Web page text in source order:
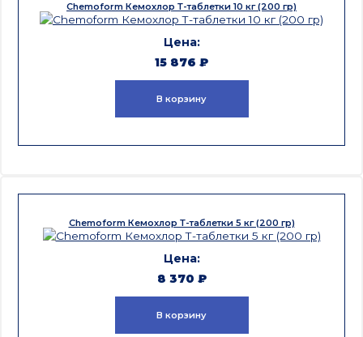
Chemoform Кемохлор Т-таблетки 10 кг (200 гр)
15 876 ₽
В корзину
Chemoform Кемохлор Т-таблетки 5 кг (200 гр)
8 370 ₽
В корзину